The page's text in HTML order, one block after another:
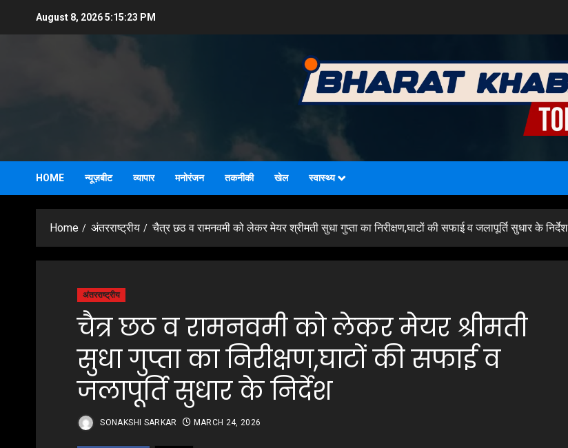
August 8, 20265:15:24 PM
HOME न्यूज़बीट व्यापार मनोरंजन तकनीकी खेल स्वास्थ्य
Home अंतरराष्ट्रीय चैत्र छठ व रामनवमी को लेकर मेयर श्रीमती सुधा गुप्ता का निरीक्षण,घाटों की सफाई व जलापूर्ति सुधार के निर्देश
अंतरराष्ट्रीय
चैत्र छठ व रामनवमी को लेकर मेयर श्रीमती
सुधा गुप्ता का निरीक्षण,घाटों की सफाई व
जलापूर्ति सुधार के निर्देश
SONAKSHI SARKAR MARCH 24, 2026